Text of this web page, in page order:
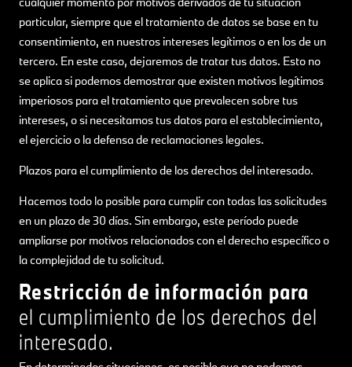
particular, siempre que el tratamiento de datos se base en tu
consentimiento, en nuestros intereses legítimos o en los de un
tercero. En este caso, dejaremos de tratar tus datos. Esto no
se aplica si podemos demostrar que existen motivos legítimos
imperiosos para el tratamiento que prevalecen sobre tus
intereses, o si necesitamos tus datos para el establecimiento,
el ejercicio o la defensa de reclamaciones legales.
Plazos para el cumplimiento de los derechos del interesado.
Hacemos todo lo posible para cumplir con todas las solicitudes
en un plazo de 30 días. Sin embargo, este período puede
ampliarse por motivos relacionados con el derecho específico o
la complejidad de tu solicitud.
Restricción de información para
el cumplimiento de los derechos del
interesado.